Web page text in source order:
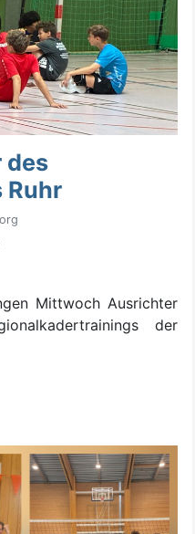
des
Ruhr
Mittwoch Ausrichter
der